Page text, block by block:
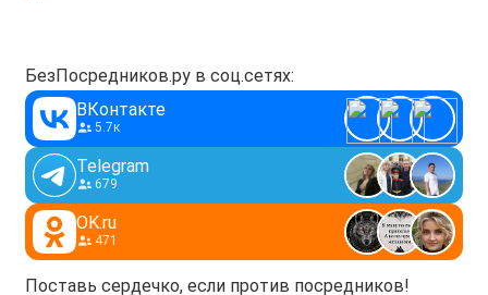
БезПосредников.ру в соц.сетях:
ВКонтакте
5.7к
Telegram
679
OK.ru
471
Поставь сердечко, если против посредников!